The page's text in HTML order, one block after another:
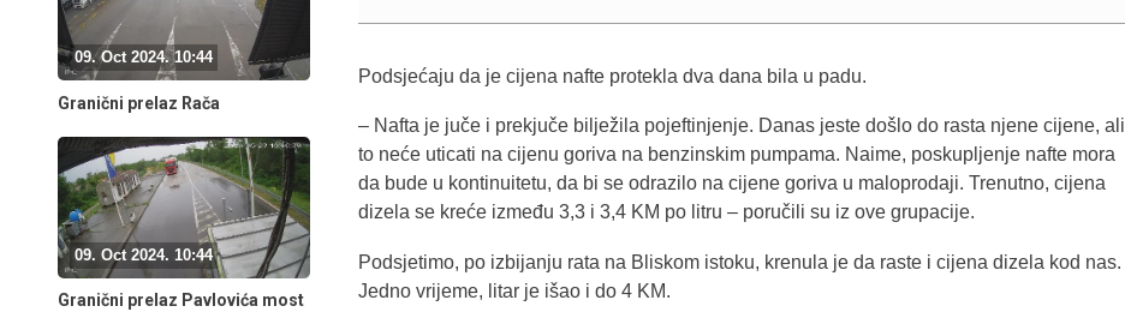
09. Oct 2024. 10:44
Granični prelaz Rača
09. Oct 2024. 10:44
Granični prelaz Pavlovića most
Podsjećaju da je cijena nafte protekla dva dana bila u padu.
– Nafta je juče i prekjuče bilježila pojeftinjenje. Danas jeste došlo do rasta njene cijene, ali
to neće uticati na cijenu goriva na benzinskim pumpama. Naime, poskupljenje nafte mora
da bude u kontinuitetu, da bi se odrazilo na cijene goriva u maloprodaji. Trenutno, cijena
dizela se kreće između 3,3 i 3,4 KM po litru – poručili su iz ove grupacije.
Podsjetimo, po izbijanju rata na Bliskom istoku, krenula je da raste i cijena dizela kod nas.
Jedno vrijeme, litar je išao i do 4 KM.